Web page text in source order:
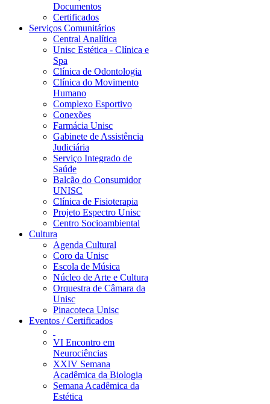
Documentos
Certificados
Serviços Comunitários
Central Analítica
Unisc Estética - Clínica e
Spa
Clínica de Odontologia
Clínica do Movimento
Humano
Complexo Esportivo
Conexões
Farmácia Unisc
Gabinete de Assistência
Judiciária
Serviço Integrado de
Saúde
Balcão do Consumidor
UNISC
Clínica de Fisioterapia
Projeto Espectro Unisc
Centro Socioambiental
Cultura
Agenda Cultural
Coro da Unisc
Escola de Música
Núcleo de Arte e Cultura
Orquestra de Câmara da
Unisc
Pinacoteca Unisc
Eventos / Certificados
VI Encontro em
Neurociências
XXIV Semana
Acadêmica da Biologia
Semana Acadêmica da
Estética